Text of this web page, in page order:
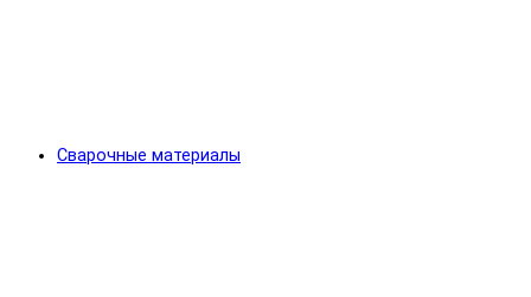
Сварочные материалы